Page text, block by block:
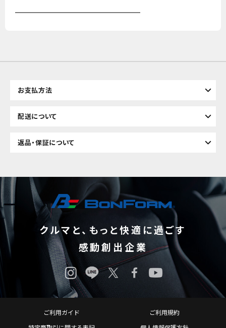
お支払方法
配送について
返品・保証について
クルマと、もっと快適に過ごす
感動創出企業
ご利用ガイド
ご利用規約